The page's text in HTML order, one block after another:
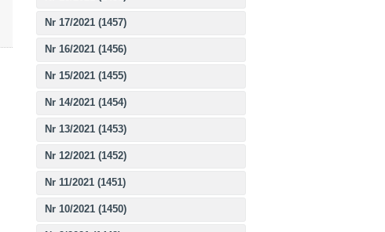
Nr 17/2021 (1457)
Nr 16/2021 (1456)
Nr 15/2021 (1455)
Nr 14/2021 (1454)
Nr 13/2021 (1453)
Nr 12/2021 (1452)
Nr 11/2021 (1451)
Nr 10/2021 (1450)